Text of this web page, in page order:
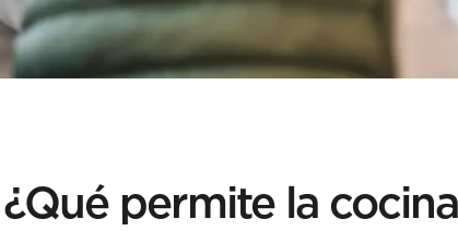
¿Qué permite la